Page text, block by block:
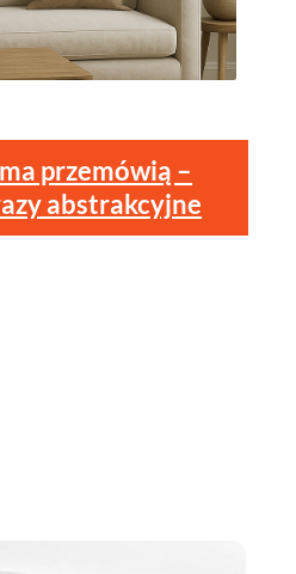
przemówią –
abstrakcyjne